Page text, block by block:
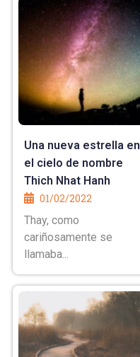
Una nueva estrella en
el cielo de nombre
Thich Nhat Hanh
01/02/2022
Thay, como
cariñosamente se
llamaba...